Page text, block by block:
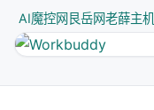
塔稠密检索、late
LLM 代理的演进。
性三角中寻找平衡
毫秒级召回，但对
AI魔控网 艮岳网老薛主机